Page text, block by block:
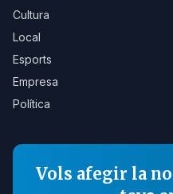
Cultura
Local
Esports
Empresa
Política
Vols afegir la